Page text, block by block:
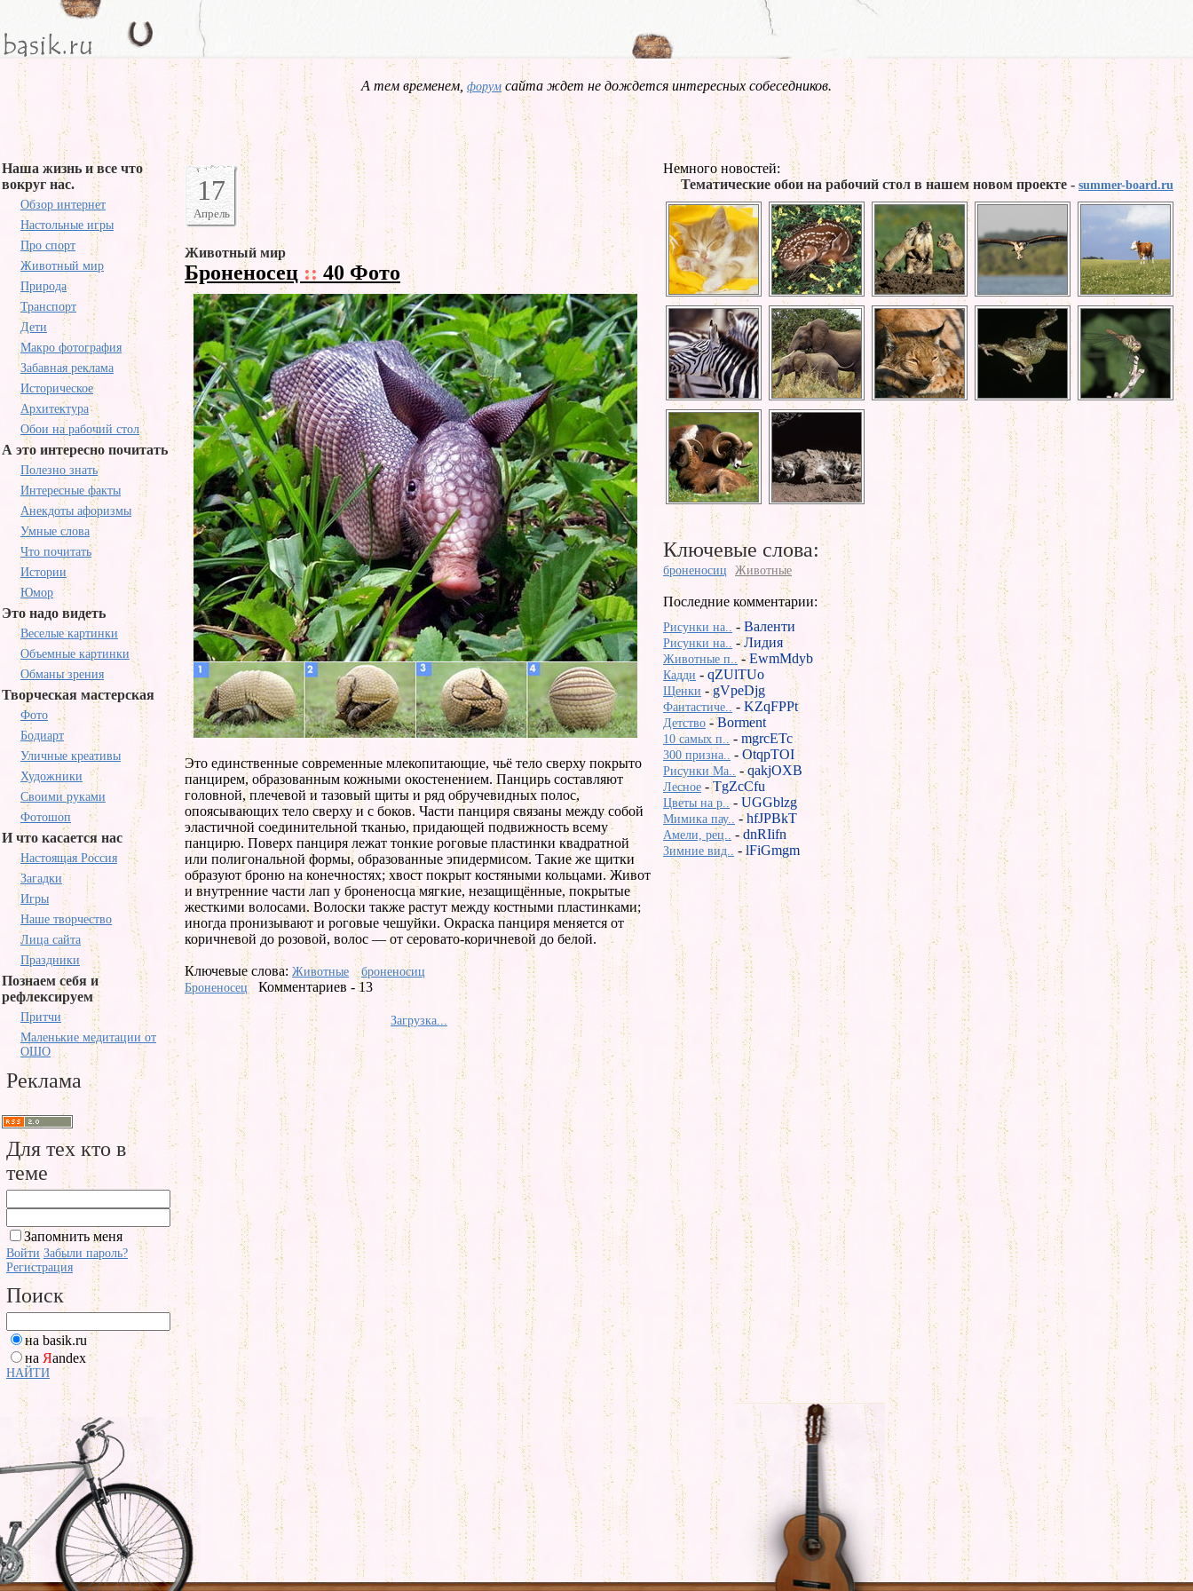
А тем временем, форум сайта ждет не дождется интересных собеседников.
Наша жизнь и все что
вокруг нас.
Обзор интернет
Настольные игры
Про спорт
Животный мир
Природа
Транспорт
Дети
Макро фотография
Забавная реклама
Историческое
Архитектура
Обои на рабочий стол
А это интересно почитать
Полезно знать
Интересные факты
Анекдоты афоризмы
Умные слова
Что почитать
Истории
Юмор
Это надо видеть
Веселые картинки
Объемные картинки
Обманы зрения
Творческая мастерская
Фото
Бодиарт
Уличные креативы
Художники
Своими руками
Фотошоп
И что касается нас
Настоящая Россия
Загадки
Игры
Наше творчество
Лица сайта
Праздники
Познаем себя и
рефлексируем
Притчи
Маленькие медитации от
ОШО
Реклама
Для тех кто в
теме
Запомнить меня
Войти Забыли пароль?
Регистрация
Поиск
на basik.ru
на Яandex
НАЙТИ
17
Апрель
Животный мир
Броненосец :: 40 Фото
Это единственные современные млекопитающие, чьё тело сверху покрыто
панцирем, образованным кожными окостенением. Панцирь составляют
головной, плечевой и тазовый щиты и ряд обручевидных полос,
опоясывающих тело сверху и с боков. Части панциря связаны между собой
эластичной соединительной тканью, придающей подвижность всему
панцирю. Поверх панциря лежат тонкие роговые пластинки квадратной
или полигональной формы, образованные эпидермисом. Такие же щитки
образуют броню на конечностях; хвост покрыт костяными кольцами. Живот
и внутренние части лап у броненосца мягкие, незащищённые, покрытые
жесткими волосами. Волоски также растут между костными пластинками;
иногда пронизывают и роговые чешуйки. Окраска панциря меняется от
коричневой до розовой, волос — от серовато-коричневой до белой.
Ключевые слова: Животные
броненосиц
Броненосец
Комментариев - 13
Загрузка...
Немного новостей:
Тематические обои на рабочий стол в нашем новом проекте - summer-board.ru
Ключевые слова:
броненосиц Животные
Последние комментарии:
Рисунки на.. - Валенти
Рисунки на.. -Лидия
Животные п.. -EwmMdyb
Кадди - qZUlTUo
Щенки -gVpeDjg
Фантастиче.. - KZqFPPt
Детство -Borment
10 самых п.. - mgrcETc
300 призна.. - OtqpTOI
Рисунки Ma.. -qakjOXB
Лесное -TgZcCfu
Цветы на р.. - UGGblzg
Мимика пау.. -hfJPBkT
Амели, рец.. -dnRIifn
Зимние вид.. - lFiGmgm